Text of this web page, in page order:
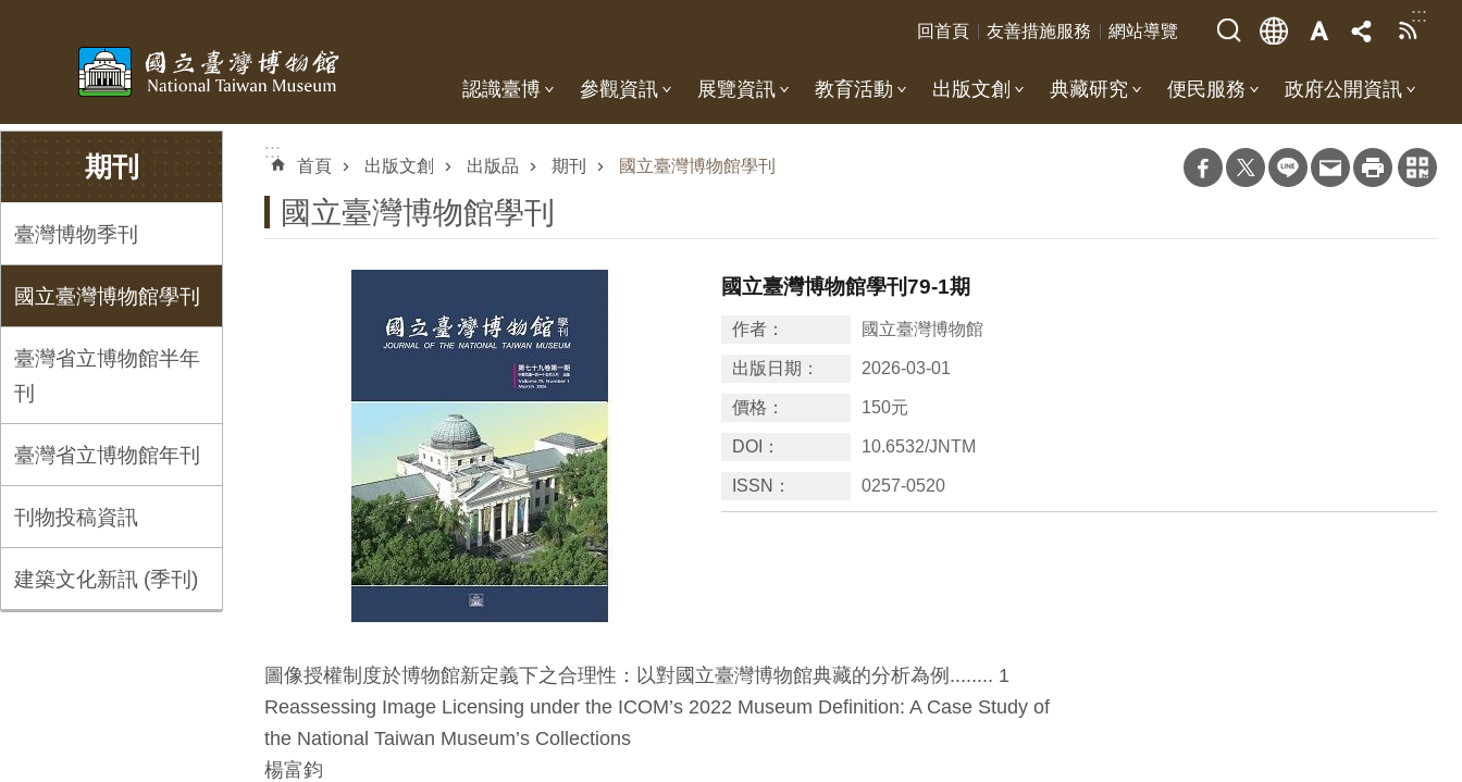
:::
回首頁 友善措施服務 網站導覽
認識臺博 參觀資訊 展覽資訊 教育活動 出版文創 典藏研究 便民服務 政府公開資訊
期刊
臺灣博物季刊
國立臺灣博物館學刊
臺灣省立博物館半年
刊
臺灣省立博物館年刊
刊物投稿資訊
建築文化新訊 (季刊)
:::
首頁 出版文創 出版品 期刊 國立臺灣博物館學刊
國立臺灣博物館學刊
國立臺灣博物館學刊79-1期
作者： 國立臺灣博物館
出版日期： 2026-03-01
價格： 150元
DOI： 10.6532/JNTM
ISSN： 0257-0520
圖像授權制度於博物館新定義下之合理性：以對國立臺灣博物館典藏的分析為例........ 1
Reassessing Image Licensing under the ICOM’s 2022 Museum Definition: A Case Study of
the National Taiwan Museum’s Collections
楊富鈞